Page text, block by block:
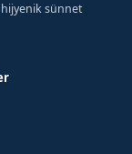
hijyenik sünnet